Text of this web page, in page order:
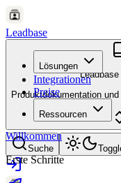
Leadbase
Lösungen
Integrationen
Preise
Ressourcen
Suche
Produktdokumentation
Willkommen
Erste Schritte